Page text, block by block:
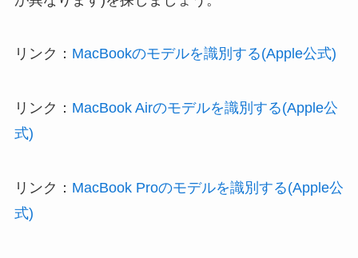
リンク： MacBookのモデルを識別する(Apple公式)
リンク： MacBook Airのモデルを識別する(Apple公
式)
リンク： MacBook Proのモデルを識別する(Apple公
式)